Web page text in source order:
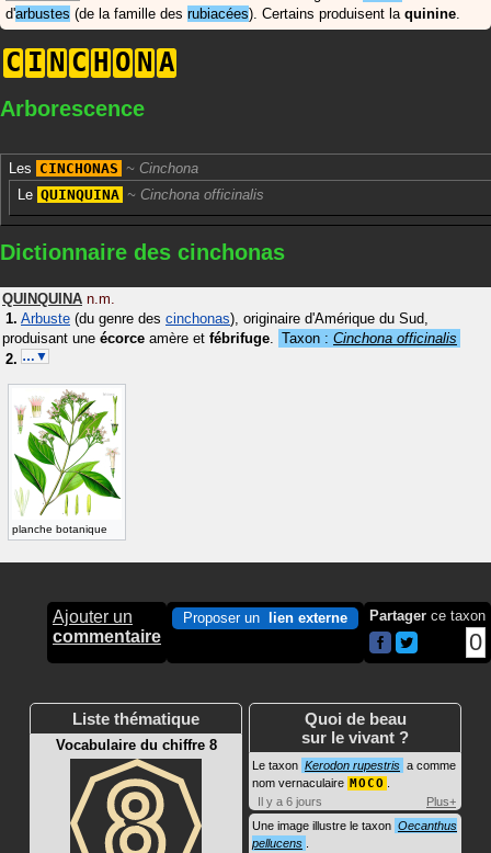
d'arbustes (de la famille des rubiacées). Certains produisent la quinine.
C I N C H O N A
Arborescence
Les CINCHONAS
Cinchona
Le QUINQUINA Cinchona officinalis
Dictionnaire des cinchonas
QUINQUINA n.m.
Arbuste (du genre des cinchonas), originaire d'Amérique du Sud,
produisant une écorce amère et fébrifuge. Taxon : Cinchona officinalis
…▼
planche botanique
Ajouter un
commentaire
Proposer un lien externe Partager ce taxon
0
Liste thématique
Vocabulaire du chiffre 8
Quoi de beau
sur le vivant ?
Le taxon Kerodon rupestris a comme
nom vernaculaire MOCO
Il y a 6 jours
Plus+
Une image illustre le taxon Oecanthus
pellucens